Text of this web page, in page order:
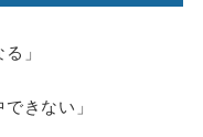
」
きない」